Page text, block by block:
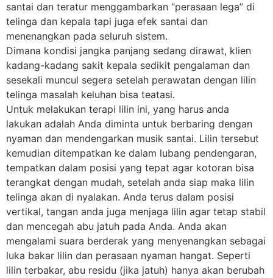
santai dan teratur menggambarkan “perasaan lega” di
telinga dan kepala tapi juga efek santai dan
menenangkan pada seluruh sistem.
Dimana kondisi jangka panjang sedang dirawat, klien
kadang-kadang sakit kepala sedikit pengalaman dan
sesekali muncul segera setelah perawatan dengan lilin
telinga masalah keluhan bisa teatasi.
Untuk melakukan terapi lilin ini, yang harus anda
lakukan adalah Anda diminta untuk berbaring dengan
nyaman dan mendengarkan musik santai. Lilin tersebut
kemudian ditempatkan ke dalam lubang pendengaran,
tempatkan dalam posisi yang tepat agar kotoran bisa
terangkat dengan mudah, setelah anda siap maka lilin
telinga akan di nyalakan. Anda terus dalam posisi
vertikal, tangan anda juga menjaga lilin agar tetap stabil
dan mencegah abu jatuh pada Anda. Anda akan
mengalami suara berderak yang menyenangkan sebagai
luka bakar lilin dan perasaan nyaman hangat. Seperti
lilin terbakar, abu residu (jika jatuh) hanya akan berubah